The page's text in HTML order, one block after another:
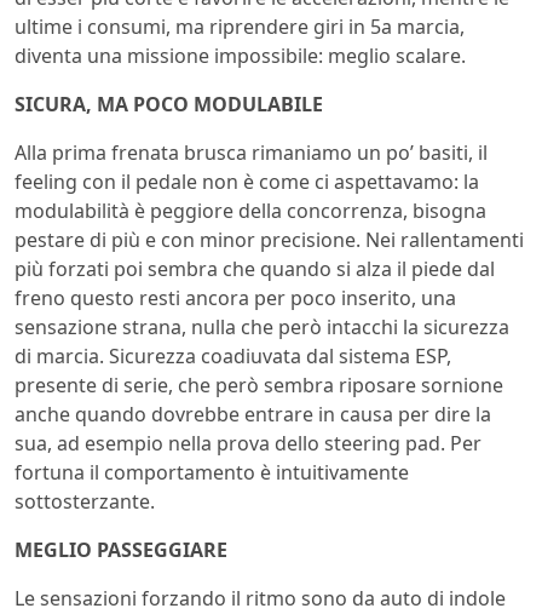
ultime i consumi, ma riprendere giri in 5a marcia,
diventa una missione impossibile: meglio scalare.
SICURA, MA POCO MODULABILE
Alla prima frenata brusca rimaniamo un po’ basiti, il
feeling con il pedale non è come ci aspettavamo: la
modulabilità è peggiore della concorrenza, bisogna
pestare di più e con minor precisione. Nei rallentamenti
più forzati poi sembra che quando si alza il piede dal
freno questo resti ancora per poco inserito, una
sensazione strana, nulla che però intacchi la sicurezza
di marcia. Sicurezza coadiuvata dal sistema ESP,
presente di serie, che però sembra riposare sornione
anche quando dovrebbe entrare in causa per dire la
sua, ad esempio nella prova dello steering pad. Per
fortuna il comportamento è intuitivamente
sottosterzante.
MEGLIO PASSEGGIARE
Le sensazioni forzando il ritmo sono da auto di indole